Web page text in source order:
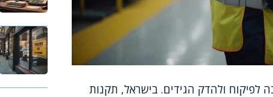
לפיקוח ולהדק הגידים. בישראל, תקנות